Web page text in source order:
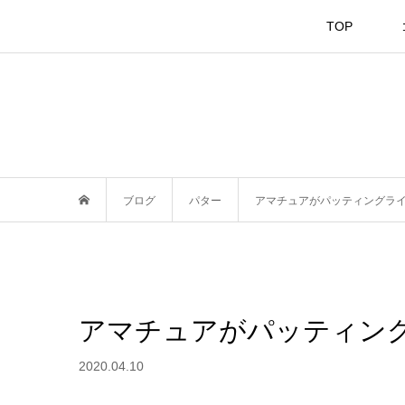
TOP
ブログ パター アマチュアがパッティングラ
アマチュアがパッティン
2020.04.10